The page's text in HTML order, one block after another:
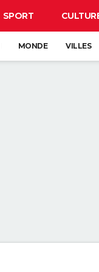
SPORT
MONDE VILLES